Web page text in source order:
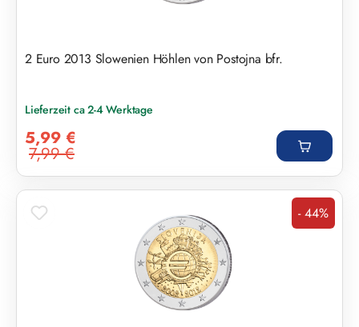
2 Euro 2013 Slowenien Höhlen von Postojna bfr.
Lieferzeit ca 2-4 Werktage
5,99 €
Regulärer Preis:
7,99 €
Rabatt
- 44%